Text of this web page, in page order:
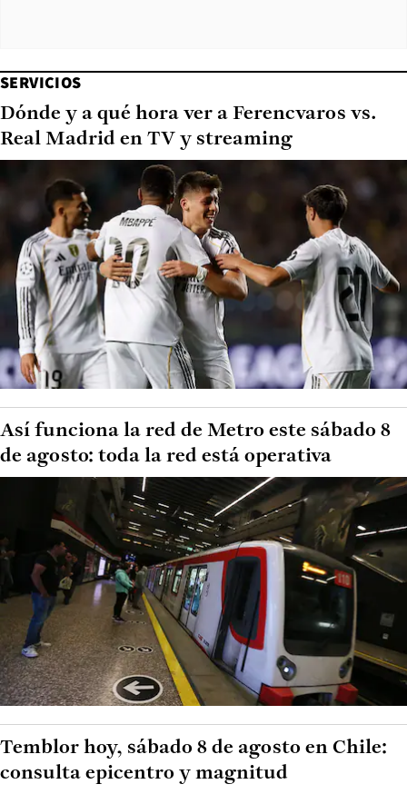
SERVICIOS
Dónde y a qué hora ver a Ferencvaros vs.
Real Madrid en TV y streaming
Así funciona la red de Metro este sábado 8
de agosto: toda la red está operativa
Temblor hoy, sábado 8 de agosto en Chile:
consulta epicentro y magnitud